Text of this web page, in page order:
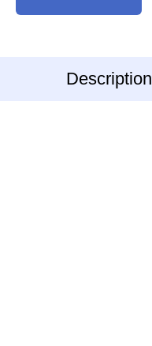
Description